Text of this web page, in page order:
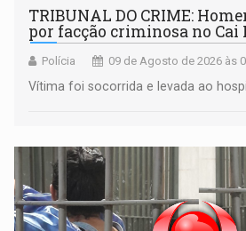
TRIBUNAL DO CRIME:
por facção criminosa no Cai
Polícia 09 de Agosto de 2026 às
Vítima foi socorrida e levada ao